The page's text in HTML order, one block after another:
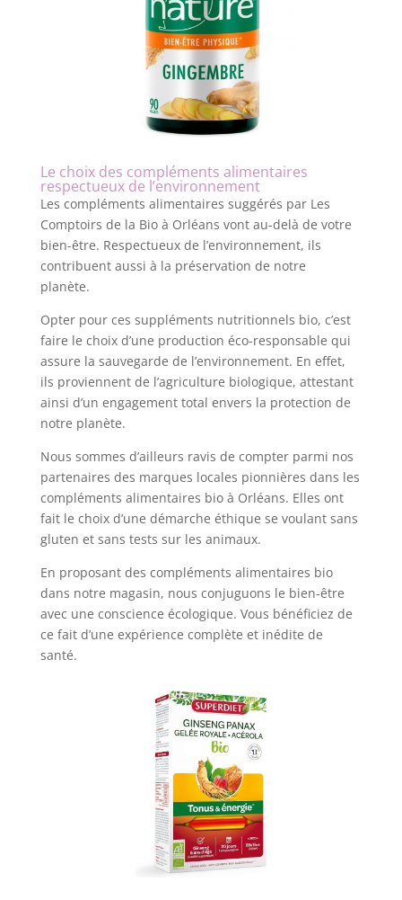
Le choix des compléments alimentaires
respectueux de l’environnement
Les compléments alimentaires suggérés par Les
Comptoirs de la Bio à Orléans vont au-delà de votre
bien-être. Respectueux de l’environnement, ils
contribuent aussi à la préservation de notre
planète.
Opter pour ces suppléments nutritionnels bio, c’est
faire le choix d’une production éco-responsable qui
assure la sauvegarde de l’environnement. En effet,
ils proviennent de l’agriculture biologique, attestant
ainsi d’un engagement total envers la protection de
notre planète.
Nous sommes d’ailleurs ravis de compter parmi nos
partenaires des marques locales pionnières dans les
compléments alimentaires bio à Orléans. Elles ont
fait le choix d’une démarche éthique se voulant sans
gluten et sans tests sur les animaux.
En proposant des compléments alimentaires bio
dans notre magasin, nous conjuguons le bien-être
avec une conscience écologique. Vous bénéficiez de
ce fait d’une expérience complète et inédite de
santé.